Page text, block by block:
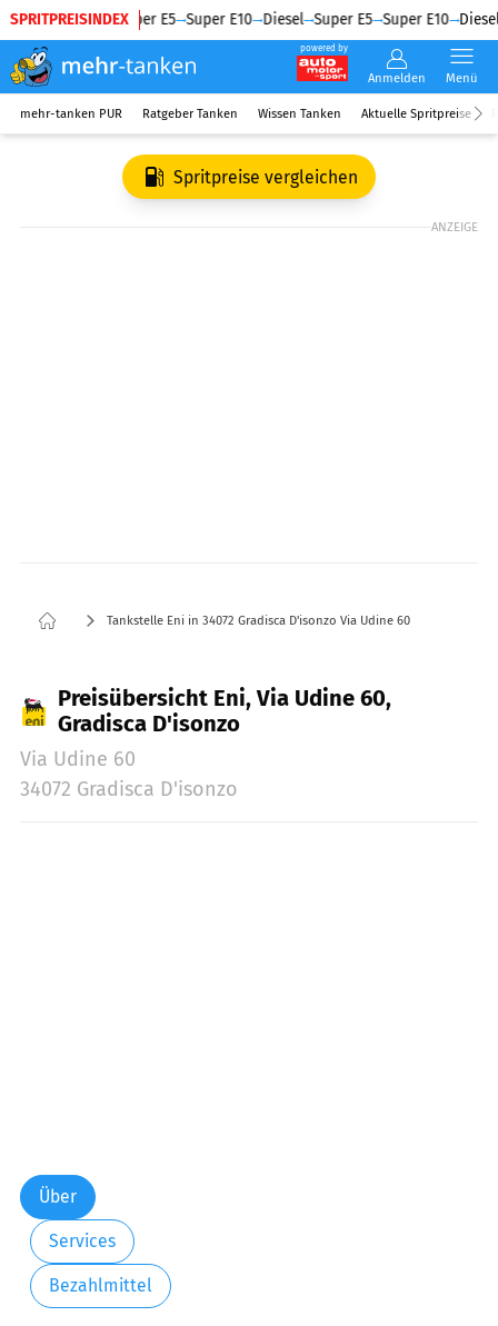
SPRITPREISINDEX
Diesel Super E5 Super E10 Diesel Super E5 Super E10 Diesel
powered by
Anmelden Menü
mehr-tanken PUR Ratgeber Tanken Wissen Tanken Aktuelle Spritpreise
Spritpreise vergleichen
ANZEIGE
Tankstelle Eni in 34072 Gradisca D'isonzo Via Udine 60
Preisübersicht Eni, Via Udine 60,
Gradisca D'isonzo
Via Udine 60
34072 Gradisca D'isonzo
Über
Services
Bezahlmittel